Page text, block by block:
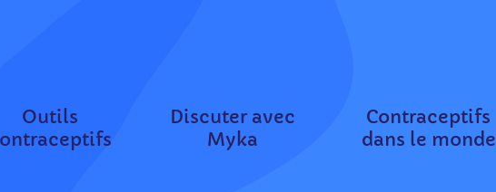
Outils
Discuter avec
Myka
Contraceptifs
dans le monde